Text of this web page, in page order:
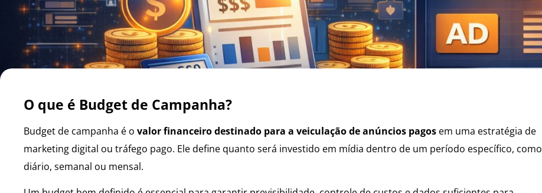
O que é Budget de Campanha?
Budget de campanha é o valor financeiro destinado para a veiculação de anúncios pagos em uma estratégia de
marketing digital ou tráfego pago. Ele define quanto será investido em mídia dentro de um período específico, como
diário, semanal ou mensal.